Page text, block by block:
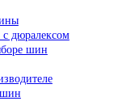
дюралексом
шин
шин